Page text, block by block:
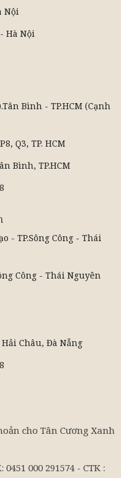
Nội
Hà Nội
Bình - TP.HCM (Cạnh
Q3, TP. HCM
Bình, TP.HCM
- TP.Sông Công - Thái
Công - Thái Nguyên
Châu, Đà Nẵng
cho Tân Cương Xanh
000 291574 - CTK :